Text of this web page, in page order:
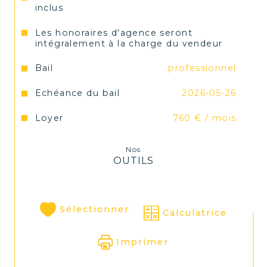
individuel 8979872800011. SAS FF
Maréchal Fayolle 43000 Le Puy-en-Velay
Gérant : Mr Faure Guillaume Numéro de
carte professionnelle CPI 4302 2021 000
000 001- CCI de la Haute Loire valable
jusqu’au 03/03/2024 Les honoraires sont
inclus
Les honoraires d'agence seront
intégralement à la charge du vendeur
Bail professionnel
Echéance du bail 2026-05-26
Loyer 760 € / mois
Nos
OUTILS
Sélectionner Calculatrice
Imprimer